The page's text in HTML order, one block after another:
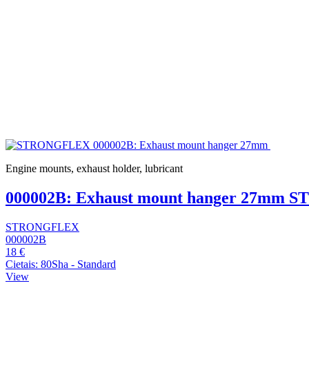
Engine mounts, exhaust holder, lubricant
000002B: Exhaust mount hanger 27mm
STRONGFLEX
000002B
18 €
Cietais: 80Sha - Standard
View